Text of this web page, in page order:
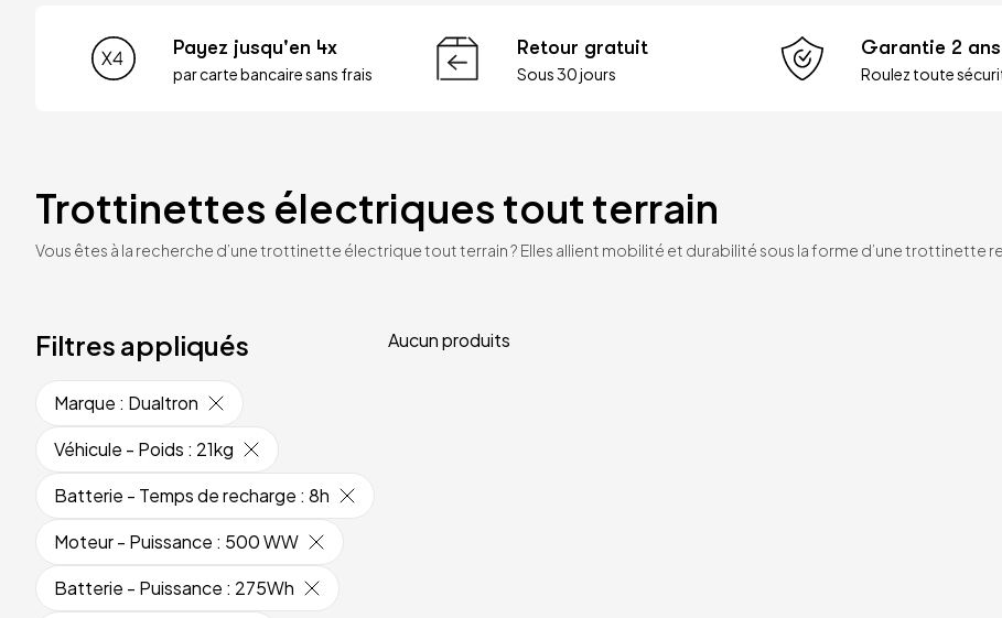
Payez jusqu'en 4x
par carte bancaire sans frais
Retour gratuit
Sous 30 jours
Garantie 2 ans
Roulez toute
Trottinettes électriques tout terrain
Vous êtes à la recherche d’une trottinette électrique tout terrain ? Elles allient mobilité et durabilité sous la forme d’une trottinette
Filtres appliqués
Marque : Dualtron
Véhicule - Poids : 21kg
Batterie - Temps de recharge : 8h
Moteur - Puissance : 500 WW
Batterie - Puissance : 275Wh
Aucun produits